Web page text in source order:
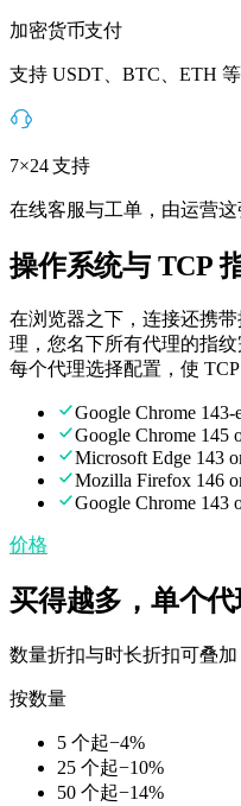
加密货币支付
支持 USDT、BTC、ETH
7×24 支持
在线客服与工单，由运营这
操作系统与 TCP
在浏览器之下，连接还携
理，您名下所有代理的指
每个代理选择配置，使
Google Chrome 143-
Google Chrome 145
Microsoft Edge 143
Mozilla Firefox 146
Google Chrome 143
价格
买得越多，单个
数量折扣与时长折扣可叠
按数量
5 个起−4%
25 个起−10%
50 个起−14%